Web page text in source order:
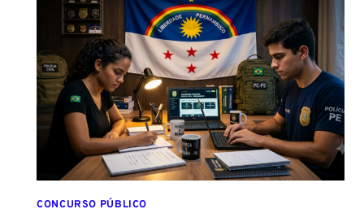
PIMENTA
PARA
MULHERES
CONCURSO PÚBLICO